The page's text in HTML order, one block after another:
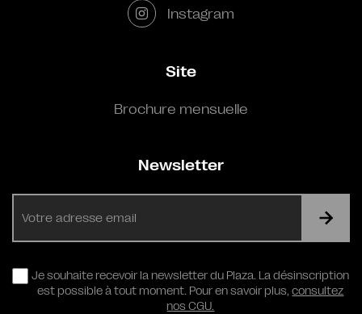
Instagram
Site
Brochure mensuelle
Newsletter
RGPD
Je souhaite recevoir la newsletter du Plaza. La désinscription
est possible à tout moment. Pour en savoir plus,consultez
nos CGU.